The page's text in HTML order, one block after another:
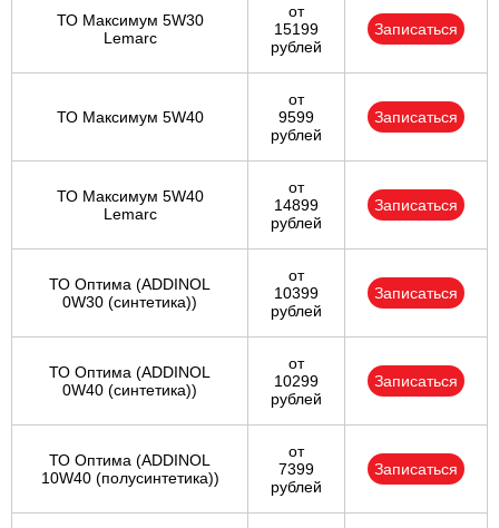
ТО Максимум 5W30
Lemarc
от
15199
рублей
Записаться
ТО Максимум 5W40
от
9599
рублей
Записаться
ТО Максимум 5W40
Lemarc
от
14899
рублей
Записаться
ТО Оптима (ADDINOL
0W30 (синтетика))
от
10399
рублей
Записаться
ТО Оптима (ADDINOL
0W40 (синтетика))
от
10299
рублей
Записаться
ТО Оптима (ADDINOL
10W40 (полусинтетика))
от
7399
рублей
Записаться